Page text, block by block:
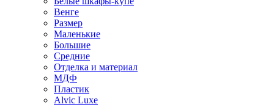
Венге
Размер
Маленькие
Большие
Средние
Отделка и материал
МДФ
Пластик
Alvic Luxe